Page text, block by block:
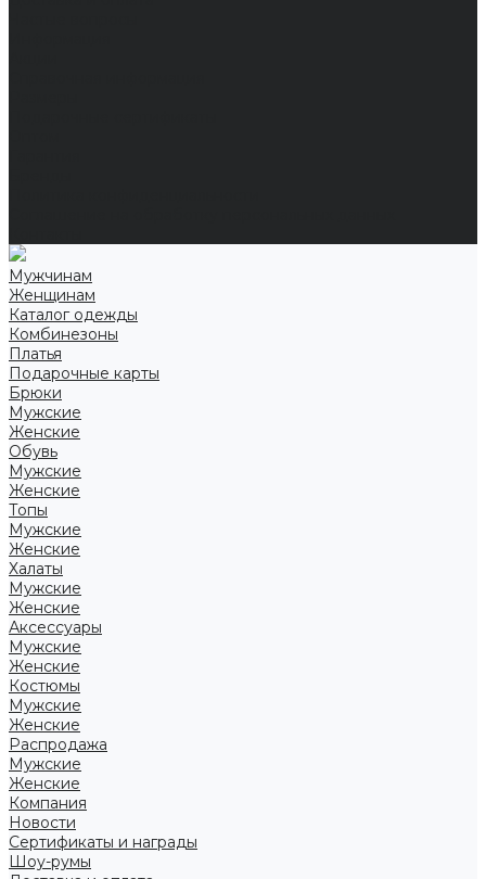
Мужчинам
Женщинам
Каталог одежды
Комбинезоны
Платья
Подарочные карты
Брюки
Мужские
Женские
Обувь
Мужские
Женские
Топы
Мужские
Женские
Халаты
Мужские
Женские
Аксессуары
Мужские
Женские
Костюмы
Мужские
Женские
Распродажа
Мужские
Женские
Компания
Новости
Сертификаты и награды
Шоу-румы